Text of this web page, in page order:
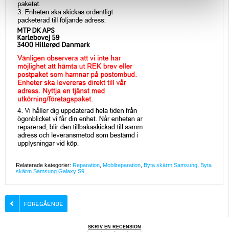
Relaterade kategorier: Reparation Mobilreparation Byta skärm Samsung
Byta
skärm Samsung Galaxy S9
SKRIV EN RECENSION